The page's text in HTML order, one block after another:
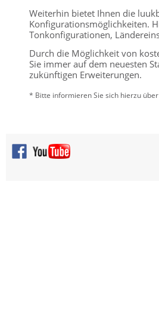
Weiterhin bietet Ihnen die
Konfigurationsmöglichkeiten.
Tonkonfigurationen,
Durch die Möglichkeit von
Sie immer auf dem neuesten
zukünftigen Erweiterungen.
* Bitte informieren Sie sich hierzu